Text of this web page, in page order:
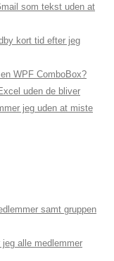
som tekst uden at
kort tid efter jeg
WPF ComboBox?
uden de bliver
jeg uden at miste
samt gruppen
jeg alle medlemmer